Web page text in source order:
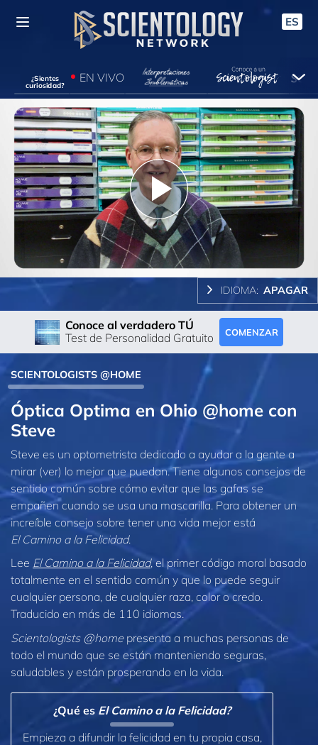
ES
¿Sientes
curiosidad?
EN VIVO
Play
Video
IDIOMA: APAGAR
Conoce al verdadero TÚ
Test de Personalidad Gratuito
COMENZAR
SCIENTOLOGISTS @HOME
Óptica Optima en Ohio @home con
Steve
Steve es un optometrista dedicado a ayudar a la gente a
mirar (ver) lo mejor que puedan. Tiene algunos consejos de
sentido común sobre cómo evitar que las gafas se
empañen cuando se usa una mascarilla. Para obtener un
increíble consejo sobre tener una vida mejor está
El Camino a la Felicidad.
Lee El Camino a la Felicidad, el primer código moral basado
totalmente en el sentido común y que lo puede seguir
cualquier persona, de cualquier raza, color o credo.
Traducido en más de 110 idiomas.
Scientologists @home presenta a muchas personas de
todo el mundo que se están manteniendo seguras,
saludables y están prosperando en la vida.
¿Qué es El Camino a la Felicidad?
Empieza a difundir la felicidad en tu propia casa,